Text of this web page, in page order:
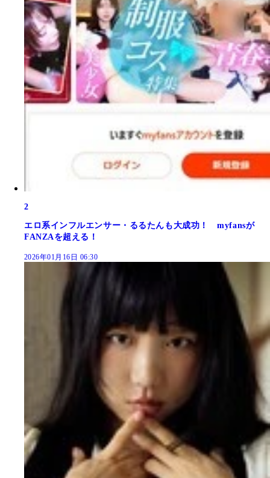
2
エロ系インフルエンサー・るるたんも大成功！ myfansが
FANZAを超える！
2026年01月16日 06:30